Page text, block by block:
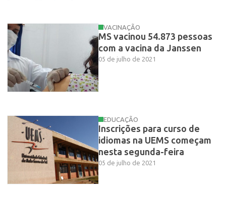
VACINAÇÃO
MS vacinou 54.873 pessoas
com a vacina da Janssen
05 de julho de 2021
EDUCAÇÃO
Inscrições para curso de
idiomas na UEMS começam
nesta segunda-feira
05 de julho de 2021